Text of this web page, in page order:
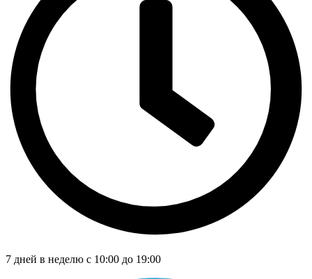
7 дней в неделю с 10:00 до 19:00